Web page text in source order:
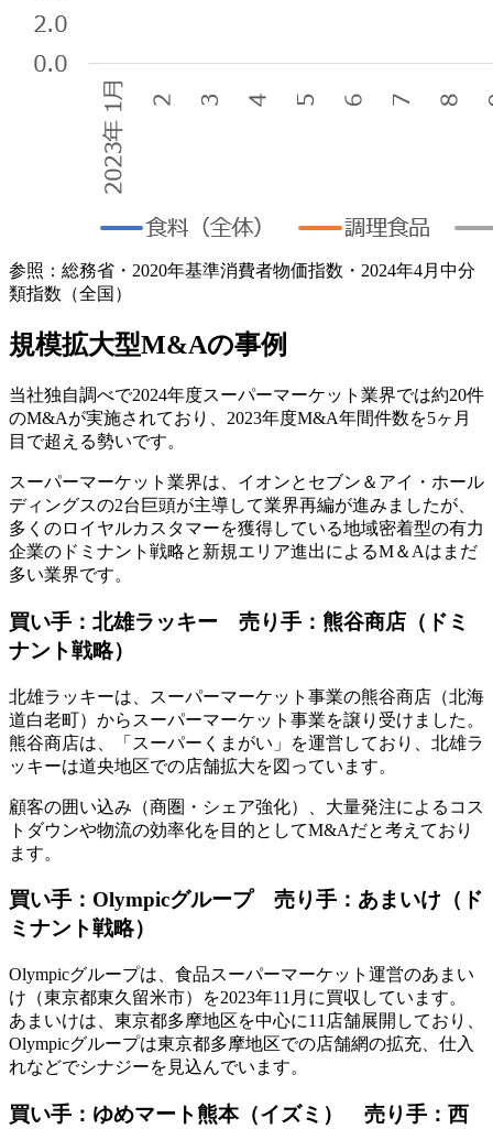
参照：総務省・2020年基準消費者物価指数・2024年4月中分
類指数（全国）
規模拡大型M&Aの事例
当社独自調べで2024年度スーパーマーケット業界では約20件
のM&Aが実施されており、2023年度M&A年間件数を5ヶ月
目で超える勢いです。
スーパーマーケット業界は、イオンとセブン＆アイ・ホール
ディングスの2台巨頭が主導して業界再編が進みましたが、
多くのロイヤルカスタマーを獲得している地域密着型の有力
企業のドミナント戦略と新規エリア進出によるM＆Aはまだ
多い業界です。
買い手：北雄ラッキー 売り手：熊谷商店（ドミ
ナント戦略）
北雄ラッキーは、スーパーマーケット事業の熊谷商店（北海
道白老町）からスーパーマーケット事業を譲り受けました。
熊谷商店は、「スーパーくまがい」を運営しており、北雄ラ
ッキーは道央地区での店舗拡大を図っています。
顧客の囲い込み（商圏・シェア強化）、大量発注によるコス
トダウンや物流の効率化を目的としてM&Aだと考えており
ます。
買い手：Olympicグループ 売り手：あまいけ（ド
ミナント戦略）
Olympicグループは、食品スーパーマーケット運営のあまい
け（東京都東久留米市）を2023年11月に買収しています。
あまいけは、東京都多摩地区を中心に11店舗展開しており、
Olympicグループは東京都多摩地区での店舗網の拡充、仕入
れなどでシナジーを見込んでいます。
買い手：ゆめマート熊本（イズミ） 売り手：西